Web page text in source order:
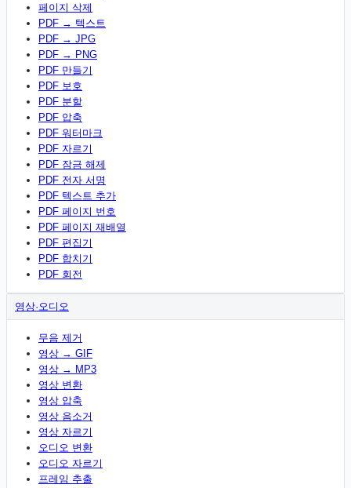
페이지 삭제
PDF → 텍스트
PDF → JPG
PDF → PNG
PDF 만들기
PDF 보호
PDF 분할
PDF 압축
PDF 워터마크
PDF 자르기
PDF 잠금 해제
PDF 전자 서명
PDF 텍스트 추가
PDF 페이지 번호
PDF 페이지 재배열
PDF 편집기
PDF 합치기
PDF 회전
영상·오디오
무음 제거
영상 → GIF
영상 → MP3
영상 변환
영상 압축
영상 음소거
영상 자르기
오디오 변환
오디오 자르기
프레임 추출